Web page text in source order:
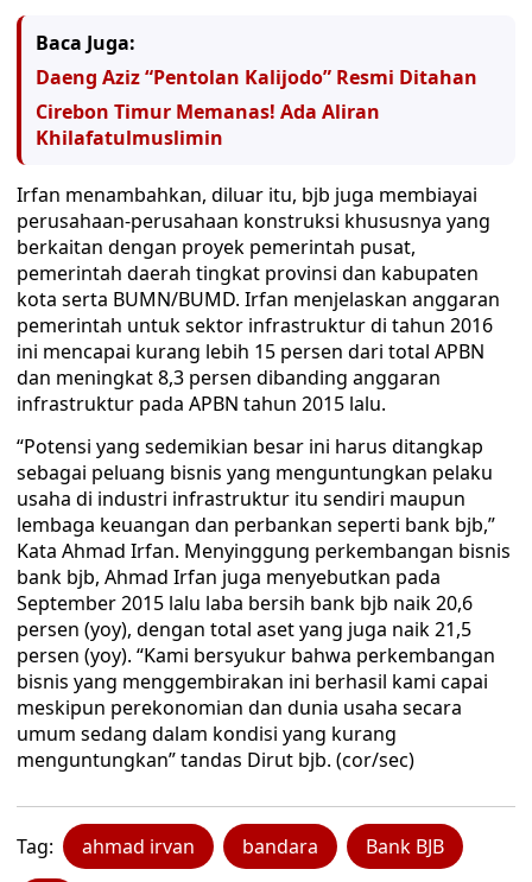
Baca Juga:
Daeng Aziz “Pentolan Kalijodo” Resmi Ditahan
Cirebon Timur Memanas! Ada Aliran
Khilafatulmuslimin
Irfan menambahkan, diluar itu, bjb juga membiayai
perusahaan-perusahaan konstruksi khususnya yang
berkaitan dengan proyek pemerintah pusat,
pemerintah daerah tingkat provinsi dan kabupaten
kota serta BUMN/BUMD. Irfan menjelaskan anggaran
pemerintah untuk sektor infrastruktur di tahun 2016
ini mencapai kurang lebih 15 persen dari total APBN
dan meningkat 8,3 persen dibanding anggaran
infrastruktur pada APBN tahun 2015 lalu.
“Potensi yang sedemikian besar ini harus ditangkap
sebagai peluang bisnis yang menguntungkan pelaku
usaha di industri infrastruktur itu sendiri maupun
lembaga keuangan dan perbankan seperti bank bjb,”
Kata Ahmad Irfan. Menyinggung perkembangan bisnis
bank bjb, Ahmad Irfan juga menyebutkan pada
September 2015 lalu laba bersih bank bjb naik 20,6
persen (yoy), dengan total aset yang juga naik 21,5
persen (yoy). “Kami bersyukur bahwa perkembangan
bisnis yang menggembirakan ini berhasil kami capai
meskipun perekonomian dan dunia usaha secara
umum sedang dalam kondisi yang kurang
menguntungkan” tandas Dirut bjb. (cor/sec)
Tag: ahmad irvan bandara Bank BJB